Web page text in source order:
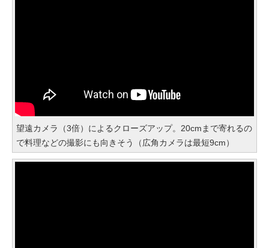
望遠カメラ（3倍）によるクローズアップ。20cmまで寄れるの
で料理などの撮影にも向きそう（広角カメラは最短9cm）